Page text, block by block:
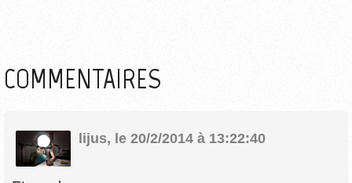
COMMENTAIRES
lijus, le 20/2/2014 à 13:22:40